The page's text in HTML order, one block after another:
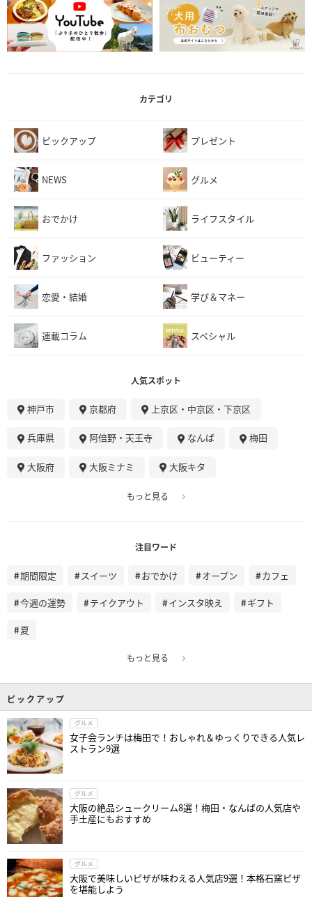
カテゴリ
ピックアップ プレゼント
NEWS グルメ
おでかけ ライフスタイル
ファッション ビューティー
恋愛・結婚 学び＆マネー
連載コラム スペシャル
人気スポット
神戸市 京都府 上京区・中京区・下京区
兵庫県 阿倍野・天王寺 なんば 梅田
大阪府 大阪ミナミ 大阪キタ
もっと見る
注目ワード
期間限定 スイーツ おでかけ オープン カフェ
今週の運勢 テイクアウト インスタ映え ギフト
夏
もっと見る
ピックアップ
グルメ
女子会ランチは梅田で！おしゃれ＆ゆっくりできる人気レ
ストラン9選
グルメ
大阪の絶品シュークリーム8選！梅田・なんばの人気店や
手土産にもおすすめ
グルメ
大阪で美味しいピザが味わえる人気店9選！本格石窯ピザ
を堪能しよう